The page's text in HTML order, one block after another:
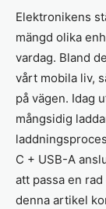
Elektronikens
mängd olika
vardag. Bland
vårt mobila liv,
på vägen. Idag
mångsidig
C + USB-A
att passa en
denna artikel